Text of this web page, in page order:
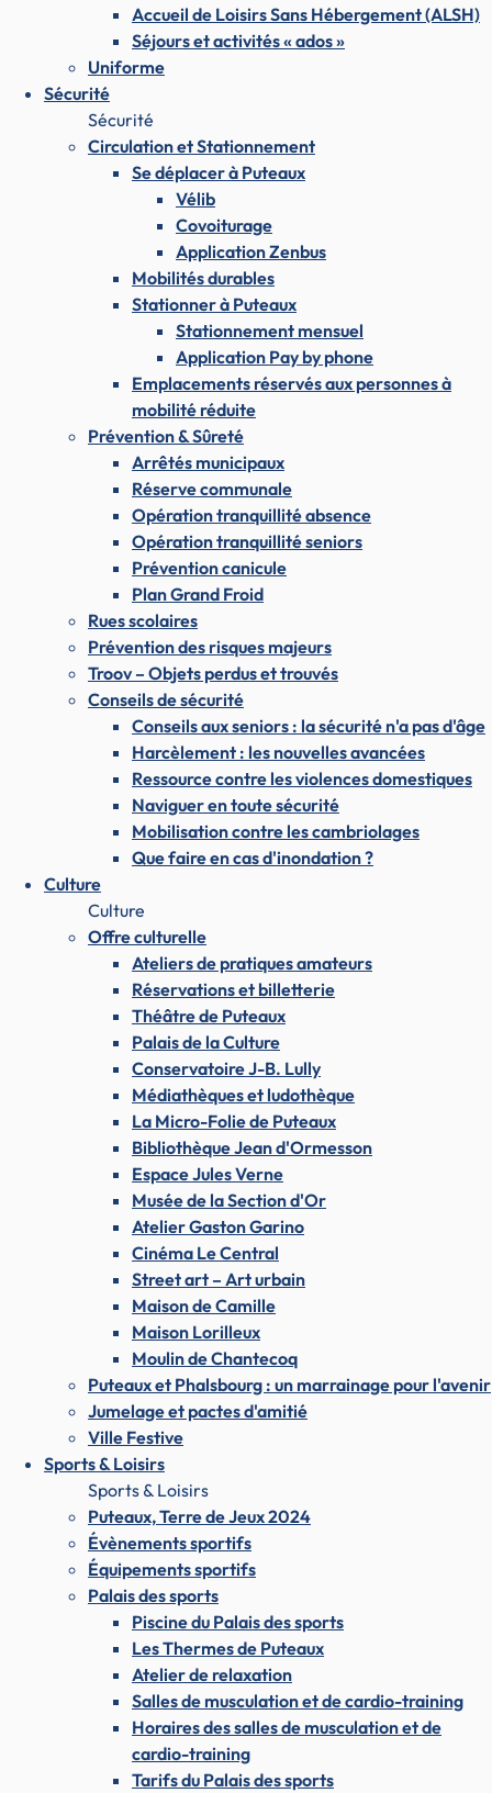
Accueil de Loisirs Sans Hébergement (ALSH)
Séjours et activités « ados »
Uniforme
Sécurité
Sécurité
Circulation et Stationnement
Se déplacer à Puteaux
Vélib
Covoiturage
Application Zenbus
Mobilités durables
Stationner à Puteaux
Stationnement mensuel
Application Pay by phone
Emplacements réservés aux personnes à
mobilité réduite
Prévention & Sûreté
Arrêtés municipaux
Réserve communale
Opération tranquillité absence
Opération tranquillité seniors
Prévention canicule
Plan Grand Froid
Rues scolaires
Prévention des risques majeurs
Troov – Objets perdus et trouvés
Conseils de sécurité
Conseils aux seniors : la sécurité n'a pas d'âge
Harcèlement : les nouvelles avancées
Ressource contre les violences domestiques
Naviguer en toute sécurité
Mobilisation contre les cambriolages
Que faire en cas d'inondation ?
Culture
Culture
Offre culturelle
Ateliers de pratiques amateurs
Réservations et billetterie
Théâtre de Puteaux
Palais de la Culture
Conservatoire J-B. Lully
Médiathèques et ludothèque
La Micro-Folie de Puteaux
Bibliothèque Jean d'Ormesson
Espace Jules Verne
Musée de la Section d'Or
Atelier Gaston Garino
Cinéma Le Central
Street art – Art urbain
Maison de Camille
Maison Lorilleux
Moulin de Chantecoq
Puteaux et Phalsbourg : un marrainage pour l'avenir
Jumelage et pactes d'amitié
Ville Festive
Sports & Loisirs
Sports & Loisirs
Puteaux, Terre de Jeux 2024
Évènements sportifs
Équipements sportifs
Palais des sports
Piscine du Palais des sports
Les Thermes de Puteaux
Atelier de relaxation
Salles de musculation et de cardio-training
Horaires des salles de musculation et de
cardio-training
Tarifs du Palais des sports